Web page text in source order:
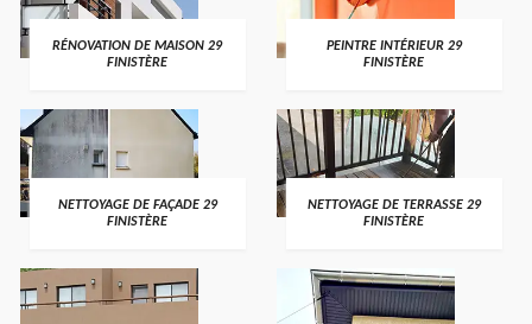
RÉNOVATION DE MAISON 29
FINISTÈRE
PEINTRE INTÉRIEUR 29
FINISTÈRE
NETTOYAGE DE FAÇADE 29
FINISTÈRE
NETTOYAGE DE TERRASSE 29
FINISTÈRE